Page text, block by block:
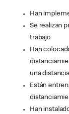
Han
Se realizan
trabajo
Han
una
Están
Han